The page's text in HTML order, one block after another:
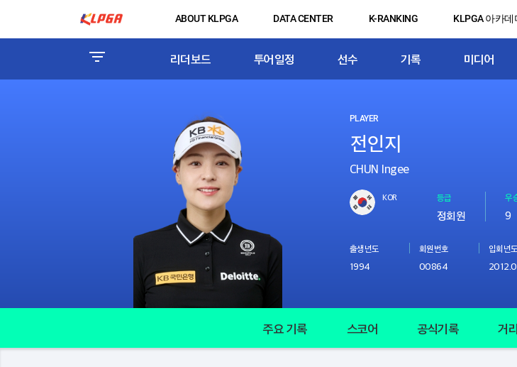
ABOUT KLPGA DATA CENTER K-RANKING KLPGA 아카데
리더보드 투어일정 선수 기록 미디어
PLAYER
CHUN Ingee
KOR 등급
정회원
우
9
출생년도
1994
회원번호
00864
입회년도
주요 기록 스코어 공식기록 거